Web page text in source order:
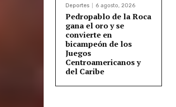
Deportes 6 agosto, 2026
Pedropablo de la Roca
gana el oro y se
convierte en
bicampeón de los
Juegos
Centroamericanos y
del Caribe